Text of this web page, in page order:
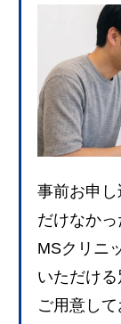
事前お申
だけなかっ
MSクリニ
いただけ
ご用意し